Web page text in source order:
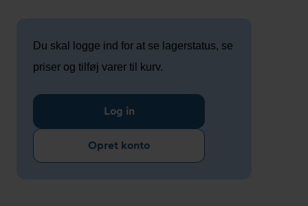
Du skal logge ind for at se lagerstatus, se
priser og tilføj varer til kurv.
Log in
Opret konto